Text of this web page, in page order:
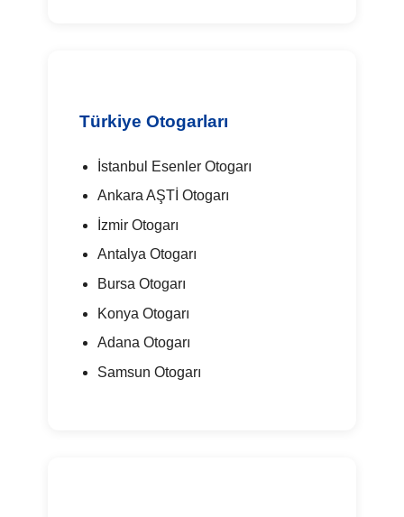
Türkiye Otogarları
İstanbul Esenler Otogarı
Ankara AŞTİ Otogarı
İzmir Otogarı
Antalya Otogarı
Bursa Otogarı
Konya Otogarı
Adana Otogarı
Samsun Otogarı